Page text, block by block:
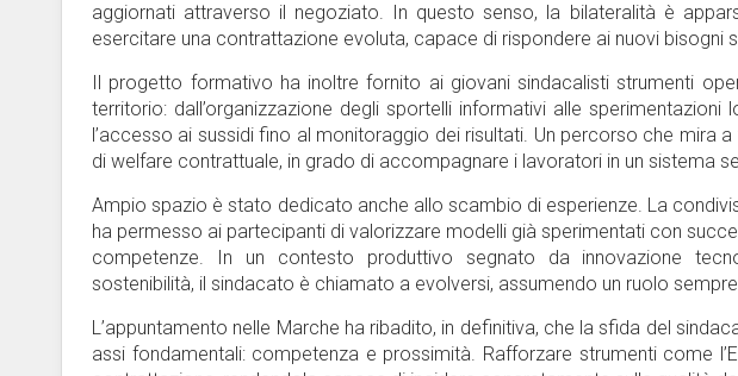
aggiornati attraverso il negoziato. In questo senso, la bilateralità è
esercitare una contrattazione evoluta, capace di rispondere ai nuovi bisogni
Il progetto formativo ha inoltre fornito ai giovani sindacalisti strumenti
territorio: dall’organizzazione degli sportelli informativi alle sperimentazioni
l’accesso ai sussidi fino al monitoraggio dei risultati. Un percorso che mira
di welfare contrattuale, in grado di accompagnare i lavoratori in un sistema
Ampio spazio è stato dedicato anche allo scambio di esperienze. La
ha permesso ai partecipanti di valorizzare modelli già sperimentati con
competenze. In un contesto produttivo segnato da innovazione
sostenibilità, il sindacato è chiamato a evolversi, assumendo un ruolo
L’appuntamento nelle Marche ha ribadito, in definitiva, che la sfida del
assi fondamentali: competenza e prossimità. Rafforzare strumenti come